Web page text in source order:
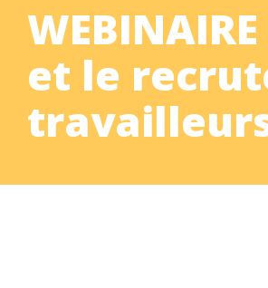
et le